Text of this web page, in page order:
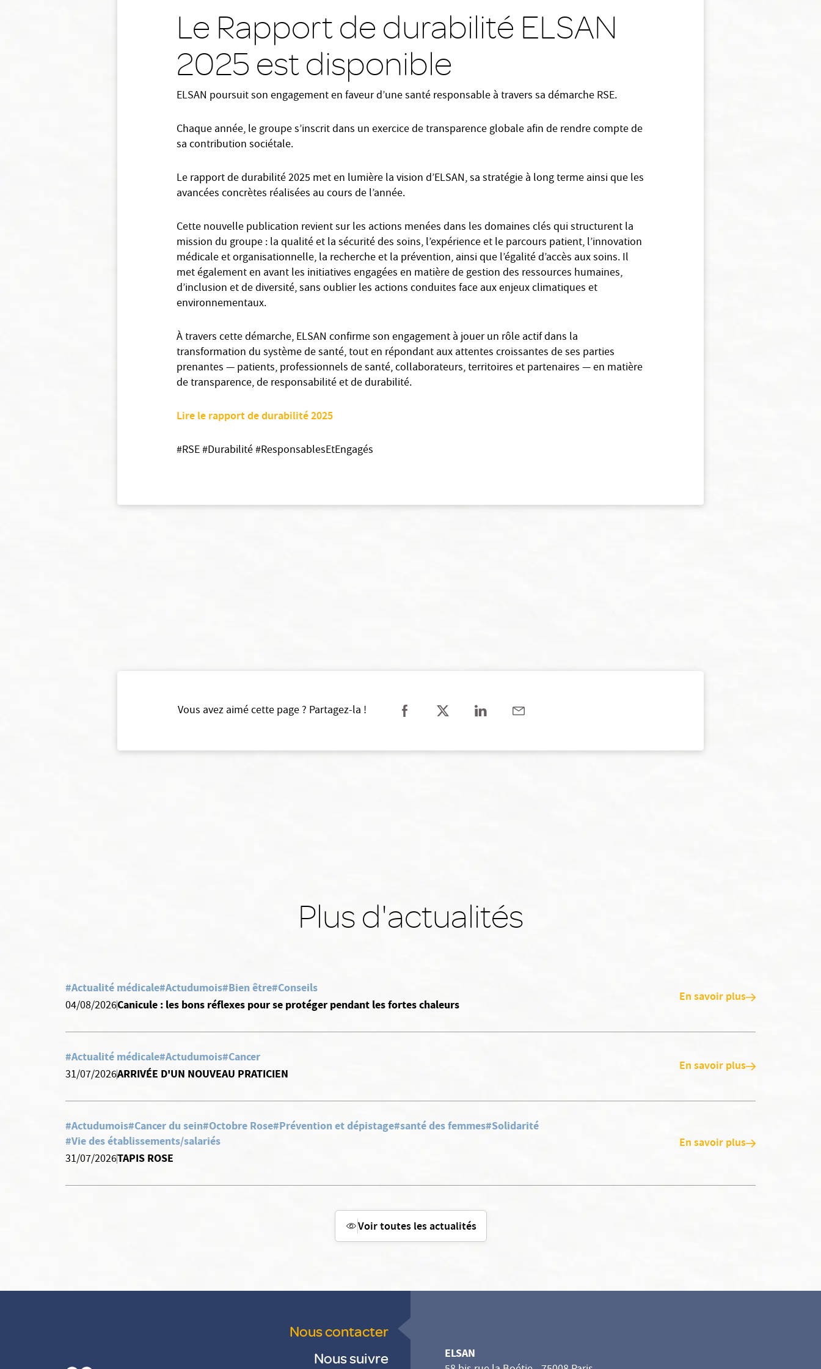
Le Rapport de durabilité ELSAN
2025 est disponible
ELSAN poursuit son engagement en faveur d’une santé responsable à travers sa démarche RSE.
Chaque année, le groupe s’inscrit dans un exercice de transparence globale afin de rendre compte de
sa contribution sociétale.
Le rapport de durabilité 2025 met en lumière la vision d’ELSAN, sa stratégie à long terme ainsi que les
avancées concrètes réalisées au cours de l’année.
Cette nouvelle publication revient sur les actions menées dans les domaines clés qui structurent la
mission du groupe : la qualité et la sécurité des soins, l’expérience et le parcours patient, l’innovation
médicale et organisationnelle, la recherche et la prévention, ainsi que l’égalité d’accès aux soins. Il
met également en avant les initiatives engagées en matière de gestion des ressources humaines,
d’inclusion et de diversité, sans oublier les actions conduites face aux enjeux climatiques et
environnementaux.
À travers cette démarche, ELSAN confirme son engagement à jouer un rôle actif dans la
transformation du système de santé, tout en répondant aux attentes croissantes de ses parties
prenantes — patients, professionnels de santé, collaborateurs, territoires et partenaires — en matière
de transparence, de responsabilité et de durabilité.
Lire le rapport de durabilité 2025
#RSE #Durabilité #ResponsablesEtEngagés
Vous avez aimé cette page ? Partagez-la !
Plus d'actualités
#Actualité médicale#Actudumois#Bien être#Conseils
04/08/2026Canicule : les bons réflexes pour se protéger pendant les fortes chaleurs En savoir plus
#Actualité médicale#Actudumois#Cancer
31/07/2026ARRIVÉE D'UN NOUVEAU PRATICIEN En savoir plus
#Actudumois#Cancer du sein#Octobre Rose#Prévention et dépistage#santé des femmes#Solidarité
#Vie des établissements/salariés
31/07/2026TAPIS ROSE
En savoir plus
Voir toutes les actualités
Nous contacter
Nous suivre
ELSAN